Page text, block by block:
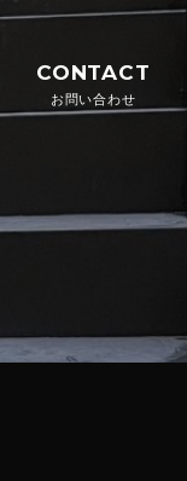
CONTACT
お問い合わせ